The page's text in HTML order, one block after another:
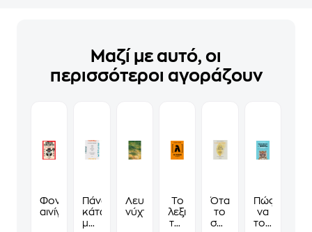
Μαζί με αυτό, οι
περισσότεροι αγοράζουν
Φονικά
αινίγματα
Πάνω,
κάτω,
μπροστά,
Λευκές
νύχτες
Το
λεξικό
της
Όταν
το
σώμα
Πώς
να
τους